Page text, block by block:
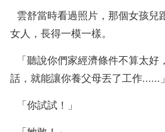
女人，長得一模一樣。
話，就能讓你養父母丟了工作......」
  「你試試！」